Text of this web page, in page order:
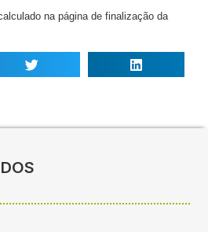
na página de finalização da